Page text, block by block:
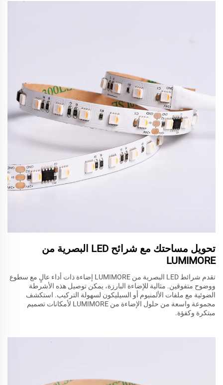
تحويل مساحتك مع شرائح LED البصرية من
LUMIMORE
تقدم شرائط LED البصرية من LUMIMORE إضاءة ذات أداء عالٍ مع سطوع
ووضوح متفوقين. مثالية للإضاءة البارزة، يمكن توصيل هذه الأشرطة
الضوئية مع ملفات الألمنيوم أو السيليكون لسهولة التركيب. استكشف
مجموعة واسعة من حلول الإضاءة من LUMIMORE لأمكانات تصميم
مبتكرة وكفؤة.